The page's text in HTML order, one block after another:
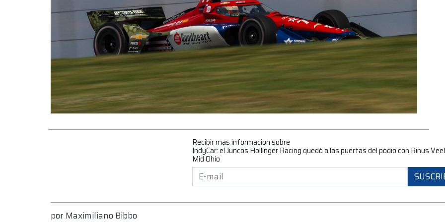
Recibir mas informacion sobre
IndyCar: el Juncos Hollinger Racing quedó a las puertas del podio con Rinus
Mid Ohio
por Maximiliano Bibbo